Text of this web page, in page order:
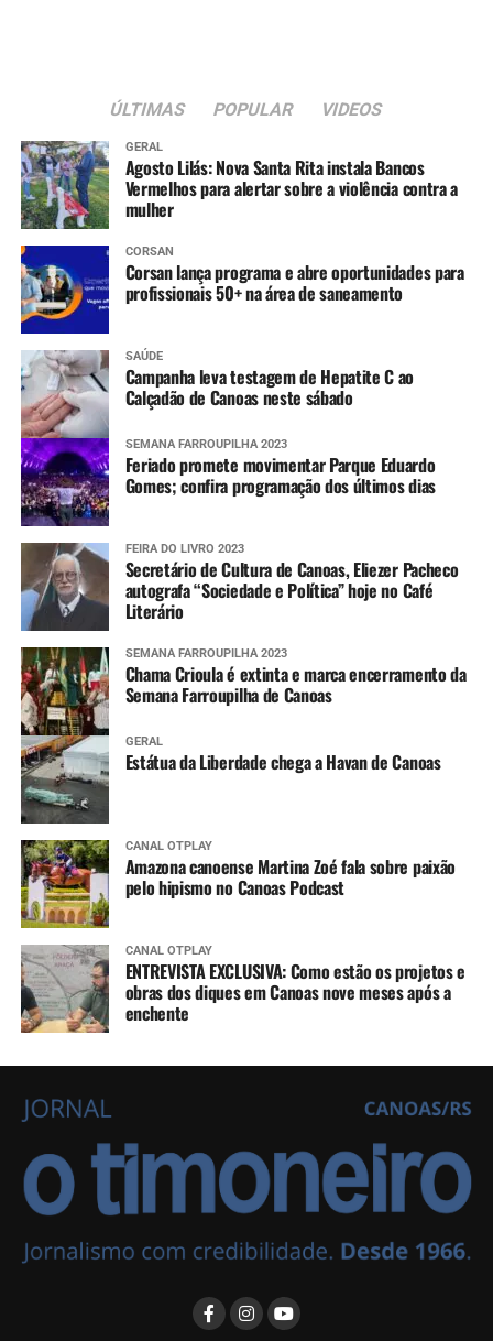
ÚLTIMAS POPULAR VIDEOS
GERAL
Agosto Lilás: Nova Santa Rita instala Bancos
Vermelhos para alertar sobre a violência contra a
mulher
CORSAN
Corsan lança programa e abre oportunidades para
profissionais 50+ na área de saneamento
SAÚDE
Campanha leva testagem de Hepatite C ao
Calçadão de Canoas neste sábado
SEMANA FARROUPILHA 2023
Feriado promete movimentar Parque Eduardo
Gomes; confira programação dos últimos dias
FEIRA DO LIVRO 2023
Secretário de Cultura de Canoas, Eliezer Pacheco
autografa “Sociedade e Política” hoje no Café
Literário
SEMANA FARROUPILHA 2023
Chama Crioula é extinta e marca encerramento da
Semana Farroupilha de Canoas
GERAL
Estátua da Liberdade chega a Havan de Canoas
CANAL OTPLAY
Amazona canoense Martina Zoé fala sobre paixão
pelo hipismo no Canoas Podcast
CANAL OTPLAY
ENTREVISTA EXCLUSIVA: Como estão os projetos e
obras dos diques em Canoas nove meses após a
enchente